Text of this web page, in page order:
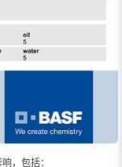
，包括：